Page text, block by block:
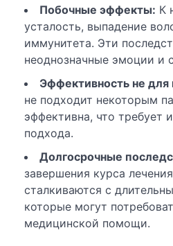
Побочные эффекты: К
усталость, выпадение
иммунитета. Эти
неоднозначные эмоции и
Эффективность не для
не подходит некоторым
эффективна, что требует
подхода.
Долгосрочные
завершения курса
сталкиваются с
которые могут
медицинской помощи.